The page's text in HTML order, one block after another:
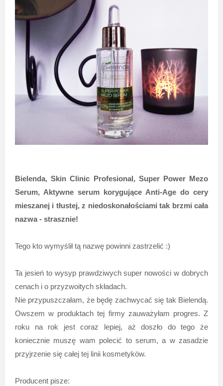
Bielenda, Skin Clinic Profesional, Super Power Mezo
Serum, Aktywne serum korygujące Anti-Age do cery
mieszanej i tłustej, z niedoskonałościami tak brzmi cała
nazwa - strasznie!
Tego kto wymyślił tą nazwę powinni zastrzelić :)
Ta jesień to wysyp prawdziwych super nowości w dobrych
cenach i o przyzwoitych składach.
Nie przypuszczałam, że będę zachwycać się tak Bielendą.
Owszem w produktach tej firmy zauważyłam progres. Z
roku na rok jest coraz lepiej, aż doszło do tego że
koniecznie muszę wam polecić to serum, a w zasadzie
przyjrzenie się całej tej linii kosmetyków.
Producent pisze: